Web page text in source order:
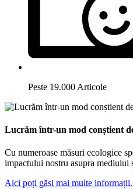
Peste 19.000 Articole
Lucrăm într-un mod conștient
Cu numeroase măsuri ecologice
impactului nostru asupra mediului
Aici poți găsi mai multe informații.